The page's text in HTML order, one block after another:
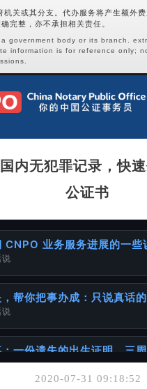
机关或其分支。代办服务将产生额外
完整，亦不承担相关责任。
a government body or its branch.
information is for reference only;
内无犯罪记录，快
公证书
CNPO 业务服务进展的一些
说
帮你把事办成：只说真话
说
一份遗失的出生证明，三
说
2020-07-31 09:18:52